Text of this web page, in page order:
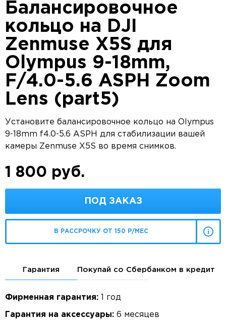
Балансировочное
кольцо на DJI
Zenmuse X5S для
Olympus 9-18mm,
F/4.0-5.6 ASPH Zoom
Lens (part5)
Установите балансировочное кольцо на Olympus
9-18mm f4.0-5.6 ASPH для стабилизации вашей
камеры Zenmuse X5S во время снимков.
1 800 руб.
ПОД ЗАКАЗ
В РАССРОЧКУ ОТ 150 Р/МЕС
Гарантия Покупай со Сбербанком в кредит
Фирменная гарантия: 1 год
Гарантия на аксессуары: 6 месяцев